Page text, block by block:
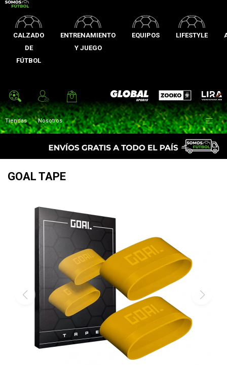
CALZADO
DE
FÚTBOL
ENTRENAMIENTO
Y JUEGO
EQUIPOS LIFESTYLE
Global Sports Zooko Lira
Tiendas Nosotros 
GOAL TAPE